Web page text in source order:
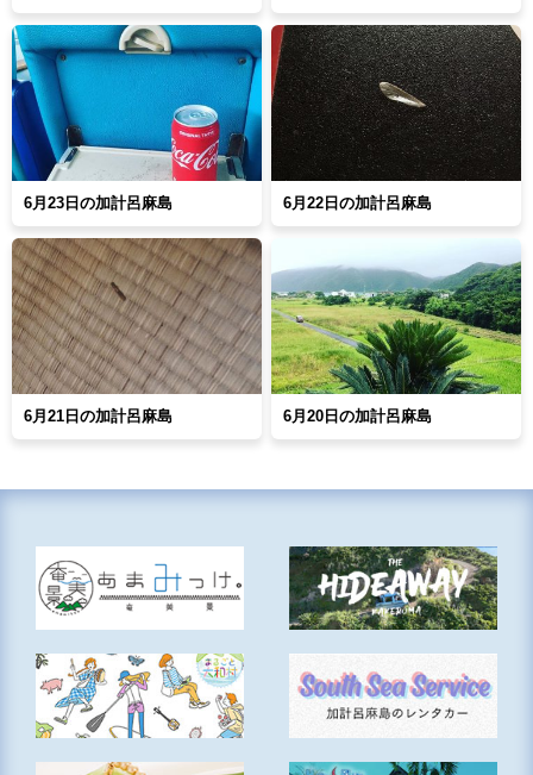
6月23日の加計呂麻島 6月22日の加計呂麻島
6月21日の加計呂麻島 6月20日の加計呂麻島